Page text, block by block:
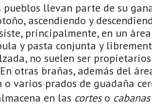
llevan parte de su
ascendiendo y
principalmente, en un
y pasta conjunta y
no suelen ser
otras brañas, además del
varios prados de guadaña
en las corteso cabanas